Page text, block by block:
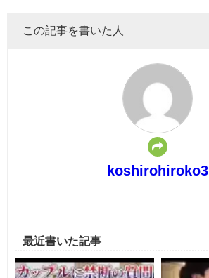
この記事を書いた人
koshirohiroko3
最近書いた記事